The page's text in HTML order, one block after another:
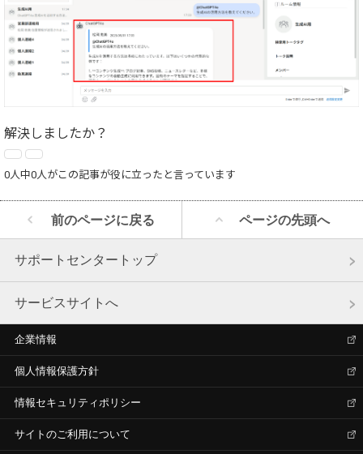
解決しましたか？
0人中0人がこの記事が役に立ったと言っています
前のページに戻る ページの先頭へ
サポートセンタートップ
サービスサイトへ
企業情報
個人情報保護方針
情報セキュリティポリシー
サイトのご利用について